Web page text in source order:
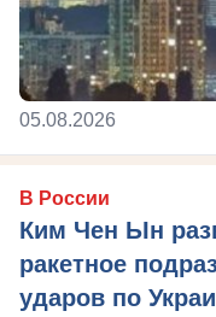
05.08.2026
В России
Ким Чен Ын
ракетное
ударов по